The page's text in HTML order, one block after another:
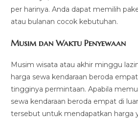
per harinya. Anda dapat memilih
atau bulanan cocok kebutuhan.
Musim dan Waktu Penyewaan
Musim wisata atau akhir minggu
harga sewa kendaraan beroda
tingginya permintaan. Apabila
sewa kendaraan beroda empat di
tersebut untuk mendapatkan harga